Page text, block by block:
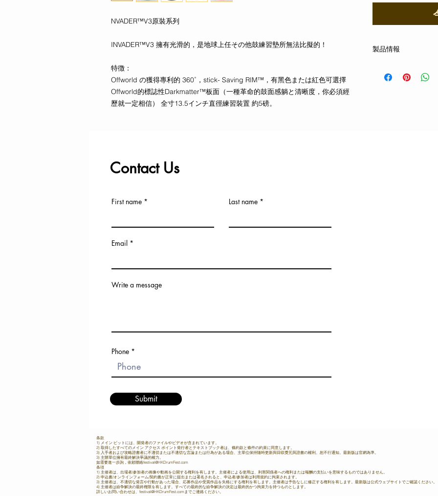
NVADER™V3原裝系列
INVADER™V3 擁有光滑的，是地球上任その他鼓練習墊所無法比擬的！
特徴：
Offworld の獲得專利的 360˚，stick- Saving RIM™，有黑色または紅色可選擇
Offworld的標誌性Darkmatter™板面（一種革命的鼓面感躺と清晰度，你必須經
歷就一定相信） 全寸13.5インチ直徑練習裝置 約5磅。
製品情報
創新Darkmatter™
Contact Us
First name Last name
Email
Write a message
Phone
Submit
条款
1) メイン ビットには、開発者のファイルやビデオが含まれています。
2) 取得したすべてのメイン アクセス ポイント発行者とテキストブック者は、條約款と條件の約束に同意します。
3) 入手者および攻略證書者に不適切または不適切な言論または行為がある場合、主單位保持隨時更新與回収獎苀與證書の權利、恕不行通知。最新版は官網為準。
3) 主辦單位擁有最終解決爭議的權力。
如需要進一步詢，依頼聯絡festival@HKDrumFest.com
条項
1) 主催者は、出場者/参加者の画像や動画を公開する権利を有します。主催者による使用は、利害関係者への権利または報酬の支払いを意味するものではありません。
2) 申込書/オンラインフォーム/契約書が正常に提出または署名されると、申込者/参加者は利用規約に拘束されます。
3) 主催者は、不適切な発言や行動があった場合、応募作品や受賞作品を失格にする権利を有します。主催者は予告なしに修正する権利を有します。最新版は公式ウェブサイトでご確認ください。
4) 主催者は紛争解決の最終権限を有します。すべての最終的な紛争解決の決定は最終的かつ拘束力を持つものとします。
詳しいお問い合わせは、 festival@HKDrumFest.comまでご連絡ください。